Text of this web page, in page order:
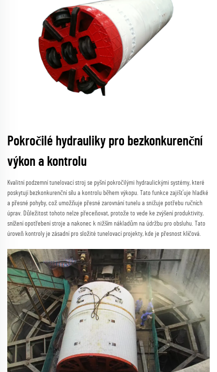
Pokročilé hydrauliky pro bezkonkurenční
výkon a kontrolu
Kvalitní podzemní tunelovací stroj se pyšní pokročilými hydraulickými systémy, které
poskytují bezkonkurenční sílu a kontrolu během výkopu. Tato funkce zajišťuje hladké
a přesné pohyby, což umožňuje přesné zarovnání tunelu a snižuje potřebu ručních
úprav. Důležitost tohoto nelze přeceňovat, protože to vede ke zvýšení produktivity,
snížení opotřebení stroje a nakonec k nižším nákladům na údržbu pro obsluhu. Tato
úroveň kontroly je zásadní pro složité tunelovací projekty, kde je přesnost klíčová.